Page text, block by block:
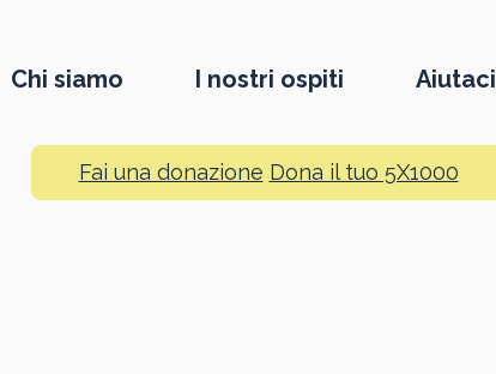
Chi siamo I nostri ospiti Aiutaci
Fai una donazione Dona il tuo 5X1000